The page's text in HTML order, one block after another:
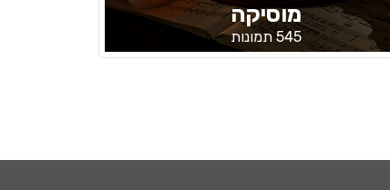
מוסיקה
545 תמונות